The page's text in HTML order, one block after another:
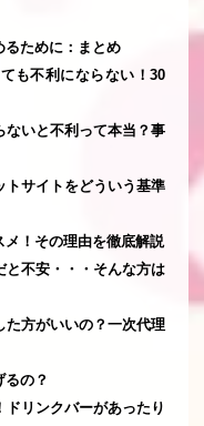
るために：まとめ
も不利にならない！30
ないと不利って本当？事
トサイトをどういう基準
！その理由を徹底解説
と不安・・・そんな方は
た方がいいの？一次代理
の？
リンクバーがあったり